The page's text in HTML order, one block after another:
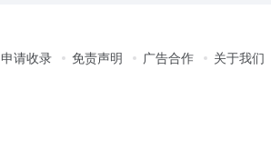
申请收录 免责声明 广告合作 关于我们